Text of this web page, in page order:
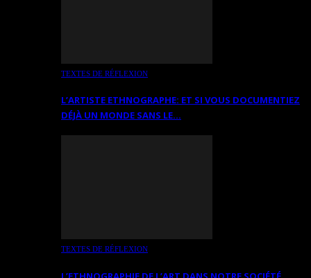
TEXTES DE RÉFLEXION
L’ARTISTE ETHNOGRAPHE: ET SI VOUS DOCUMENTIEZ
DÉJÀ UN MONDE SANS LE…
TEXTES DE RÉFLEXION